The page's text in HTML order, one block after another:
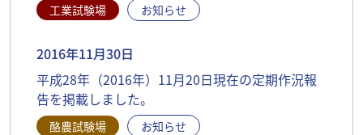
工業試験場 お知らせ
2016年11月30日
平成28年（2016年）11月20日現在の定期作況報
告を掲載しました。
酪農試験場 お知らせ